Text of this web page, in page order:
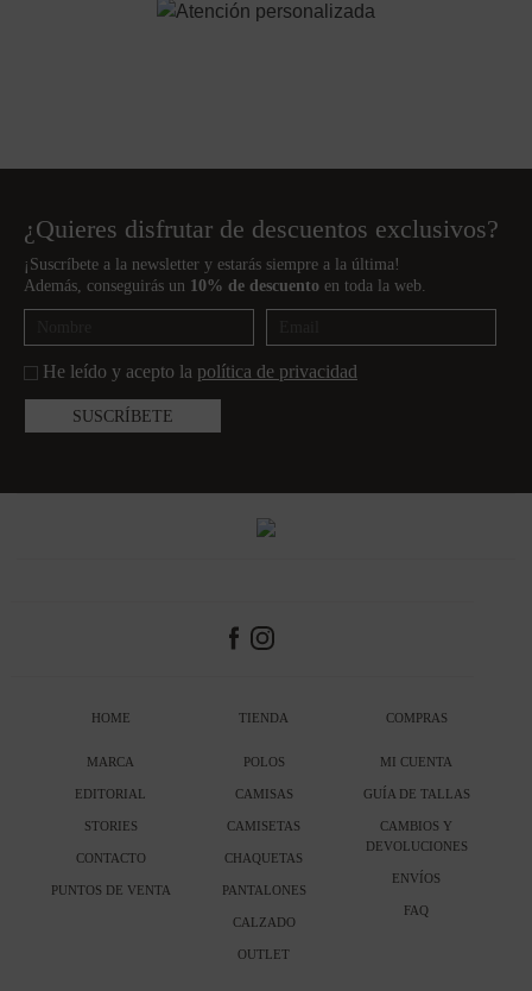
¿Quieres disfrutar de descuentos exclusivos?
¡Suscríbete a la newsletter y estarás siempre a la última!
Además, conseguirás un 10% de descuento en toda la web.
He leído y acepto la política de privacidad
HOME
MARCA
EDITORIAL
STORIES
CONTACTO
PUNTOS DE VENTA
TIENDA
POLOS
CAMISAS
CAMISETAS
CHAQUETAS
PANTALONES
CALZADO
OUTLET
COMPRAS
MI CUENTA
GUÍA DE TALLAS
CAMBIOS Y
DEVOLUCIONES
ENVÍOS
FAQ